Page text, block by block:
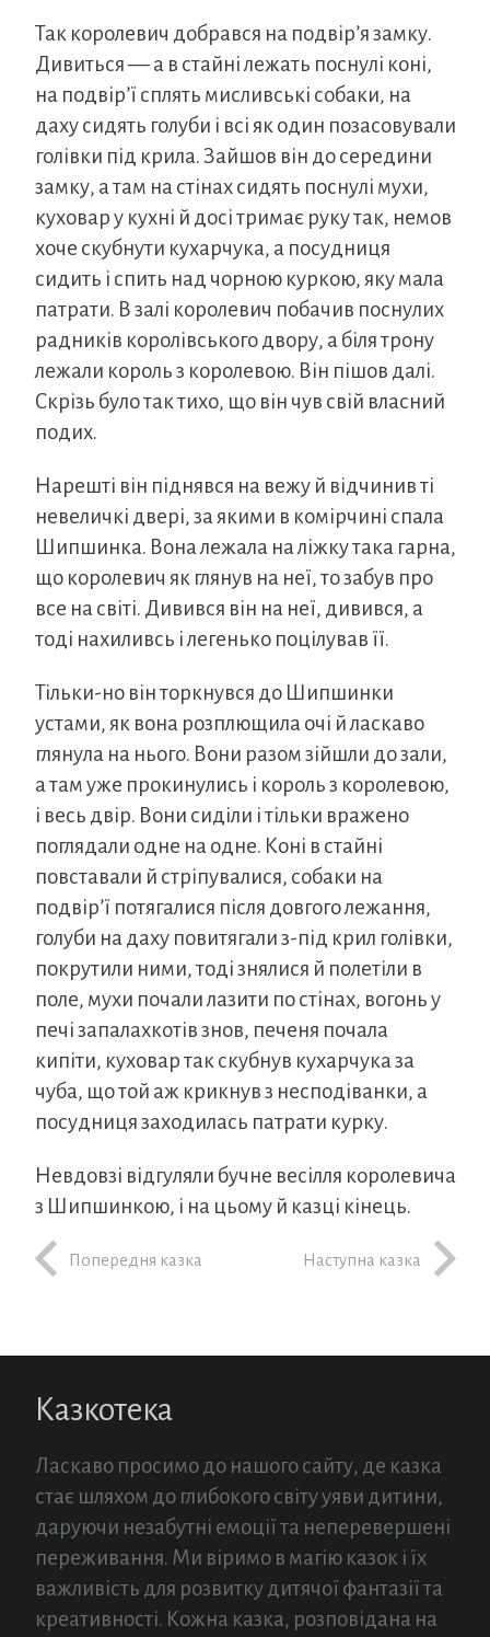
Так королевич добрався на подвір’я замку.
Дивиться — а в стайні лежать поснулі коні,
на подвір’ї сплять мисливські собаки, на
даху сидять голуби і всі як один позасовували
голівки під крила. Зайшов він до середини
замку, а там на стінах сидять поснулі мухи,
куховар у кухні й досі тримає руку так, немов
хоче скубнути кухарчука, а посудниця
сидить і спить над чорною куркою, яку мала
патрати. В залі королевич побачив поснулих
радників королівського двору, а біля трону
лежали король з королевою. Він пішов далі.
Скрізь було так тихо, що він чув свій власний
подих.
Нарешті він піднявся на вежу й відчинив ті
невеличкі двері, за якими в комірчині спала
Шипшинка. Вона лежала на ліжку така гарна,
що королевич як глянув на неї, то забув про
все на світі. Дивився він на неї, дивився, а
тоді нахиливсь і легенько поцілував її.
Тільки-но він торкнувся до Шипшинки
устами, як вона розплющила очі й ласкаво
глянула на нього. Вони разом зійшли до зали,
а там уже прокинулись і король з королевою,
і весь двір. Вони сиділи і тільки вражено
поглядали одне на одне. Коні в стайні
повставали й стріпувалися, собаки на
подвір’ї потягалися після довгого лежання,
голуби на даху повитягали з-під крил голівки,
покрутили ними, тоді знялися й полетіли в
поле, мухи почали лазити по стінах, вогонь у
печі запалахкотів знов, печеня почала
кипіти, куховар так скубнув кухарчука за
чуба, що той аж крикнув з несподіванки, а
посудниця заходилась патрати курку.
Невдовзі відгуляли бучне весілля королевича
з Шипшинкою, і на цьому й казці кінець.
Попередня казка Наступна казка
Казкотека
Ласкаво просимо до нашого сайту, де казка
стає шляхом до глибокого світу уяви дитини,
даруючи незабутні емоції та неперевершені
переживання. Ми віримо в магію казок і їх
важливість для розвитку дитячої фантазії та
креативності. Кожна казка, розповідана на